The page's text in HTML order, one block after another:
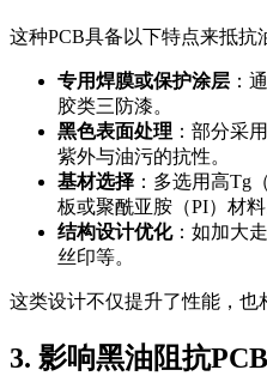
这种PCB具备以下特点来抵抗
专用焊膜或保护涂层 ：
胶类三防漆。
黑色表面处理 ：部分采
紫外与油污的抗性。
基材选择 ：多选用高Tg
板或聚酰亚胺（PI）材料
结构设计优化：如加大
丝印等。
这类设计不仅提升了性能，也
3. 影响黑油阻抗